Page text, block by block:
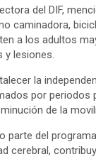
del DIF,
caminadora,
a los adultos
y lesiones.
la
por periodos
de la
parte del
cerebral,